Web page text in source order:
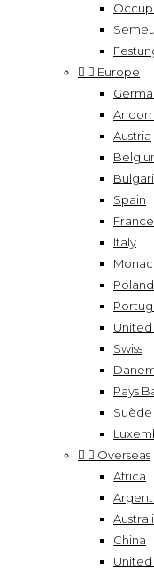
  Europe
Austria
Spain
France
Italy
Poland
Swiss
Pays
Suède
  Overseas
Africa
China